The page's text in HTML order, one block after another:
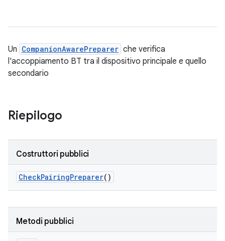
Un CompanionAwarePreparer che verifica
l'accoppiamento BT tra il dispositivo principale e quello
secondario
Riepilogo
Costruttori pubblici
CheckPairingPreparer()
Metodi pubblici